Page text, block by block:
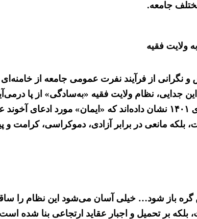
جامعه.
ولایت فقیه
نگرانی از فرآیند نفرت عمومی جامعه از
جدایی، نظام ولایت فقیه «به‌سادگی» از پا
در دی ۹۶، آبان ۹۸، و نیز قیام سراسری ۱۴۰۱ نشان داده‌اند
بلکه مانعی در برابر آزادی، دموکراسی، کرامت
گره باز شود… خیلی آسان می‌شود این نظام را
بلکه بر تحمیل و اجبار عقاید ارتجاعی بنا